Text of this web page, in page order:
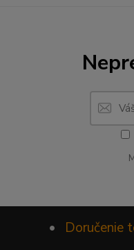
• Doručenie